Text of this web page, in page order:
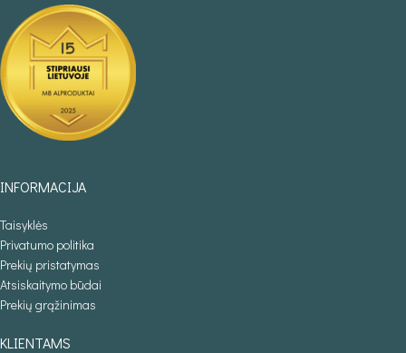
INFORMACIJA
Taisyklės
Privatumo politika
Prekių pristatymas
Atsiskaitymo būdai
Prekių grąžinimas
KLIENTAMS